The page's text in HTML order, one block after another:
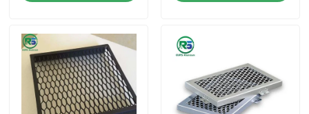
Painel de alumínio do favo de mel
Teto suspendido do metal